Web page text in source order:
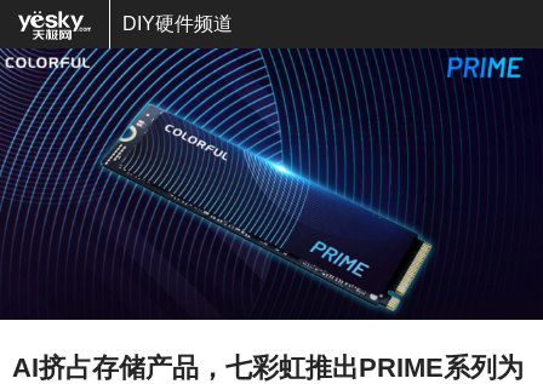
DIY硬件频道
AI挤占存储产品，七彩虹推出PRIME系列为